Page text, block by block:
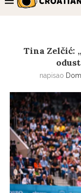
Tina Zelčić:
napisao